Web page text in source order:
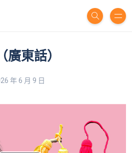
東話）
年 6 月 9 日